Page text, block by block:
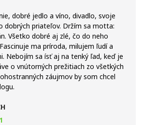
dobré jedlo a víno, divadlo, svoje
dobrých priateľov. Držím sa motta:
Všetko dobré aj zlé, čo do neho
ma príroda, milujem ľudí a
Nebojím sa ísť aj na tenký ľad, keď je
o vnútorných prežitiach zo všetkých
záujmov by som chcel